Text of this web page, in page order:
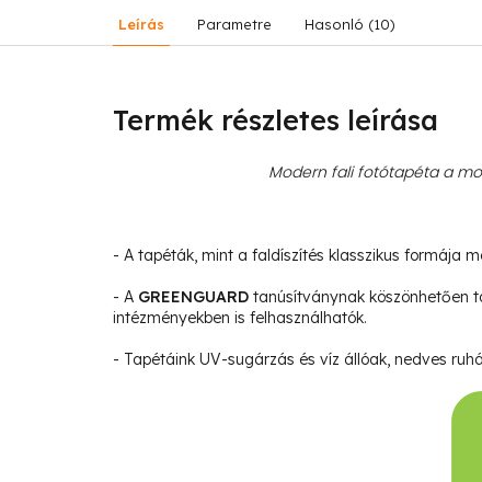
Leírás Parametre Hasonló (10)
Termék részletes leírása
Modern fali fotótapéta a
- A tapéták, mint a faldíszítés klasszikus formája
- A GREENGUARD tanúsítványnak köszönhetően
intézményekben is felhasználhatók.
- Tapétáink UV-sugárzás és víz állóak, nedves